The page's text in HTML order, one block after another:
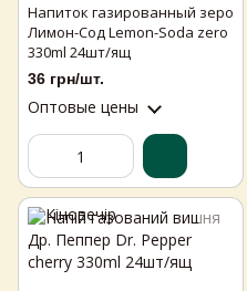
Напиток газированный зеро
Лимон-Сод Lemon-Soda zero
330ml 24шт/ящ
36 грн/шт.
Оптовые цены